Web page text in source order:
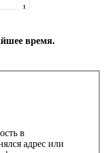
время.
в
адрес или